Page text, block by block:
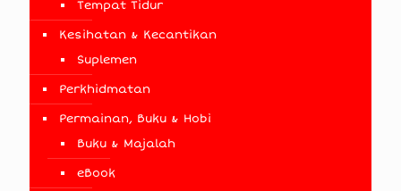
Tempat Tidur
Kesihatan & Kecantikan
Suplemen
Perkhidmatan
Permainan, Buku & Hobi
Buku & Majalah
eBook